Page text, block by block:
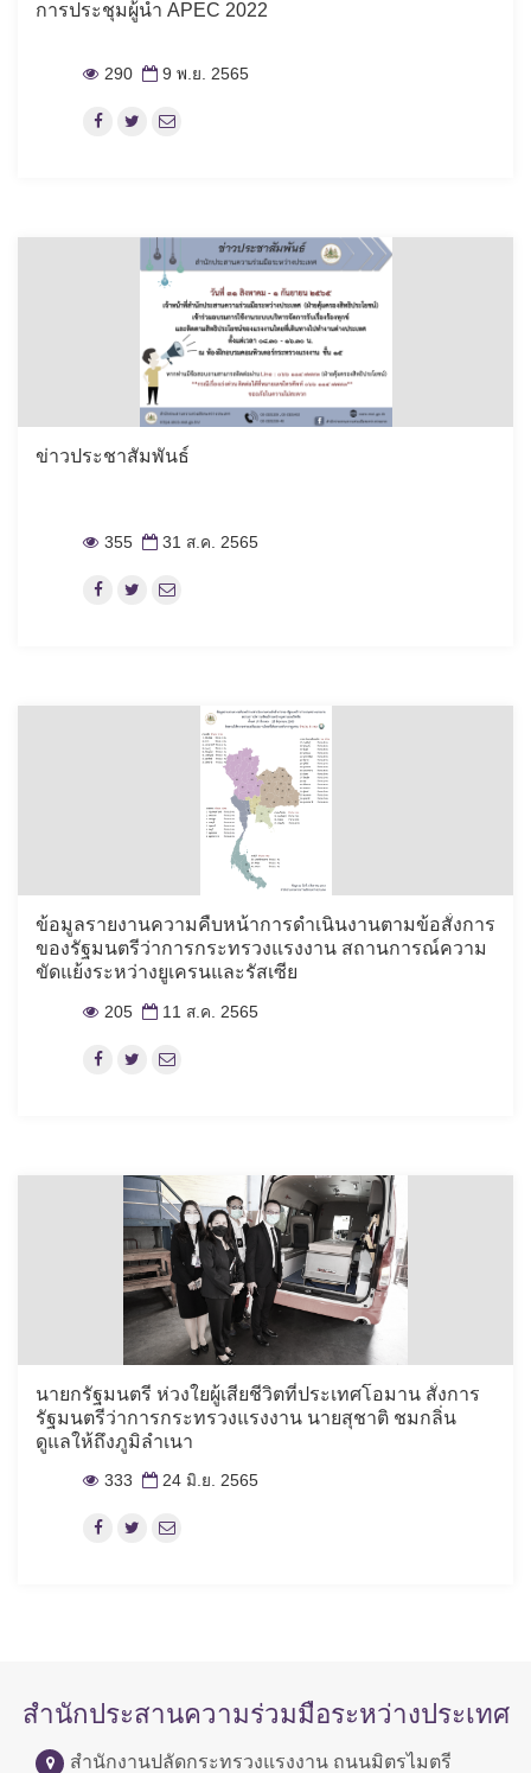
การประชุมผู้นำ APEC 2022
290 9 พ.ย. 2565
ข่าวประชาสัมพันธ์
355 31 ส.ค. 2565
ข้อมูลรายงานความคืบหน้าการดำเนินงานตามข้อสั่งการ
ของรัฐมนตรีว่าการกระทรวงแรงงาน สถานการณ์ความ
ขัดแย้งระหว่างยูเครนและรัสเซีย
205 11 ส.ค. 2565
นายกรัฐมนตรี ห่วงใยผู้เสียชีวิตที่ประเทศโอมาน สั่งการ
รัฐมนตรีว่าการกระทรวงแรงงาน นายสุชาติ ชมกลิ่น
ดูแลให้ถึงภูมิลำเนา
333 24 มิ.ย. 2565
สำนักประสานความร่วมมือระหว่างประเทศ
สำนักงานปลัดกระทรวงแรงงาน ถนนมิตรไมตรี